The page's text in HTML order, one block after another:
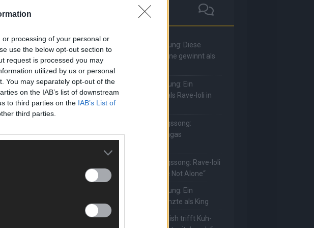
processing of your personal or
use the below opt-out section to
request is processed you may
utilized by us or personal
You may separately opt-out of the
on the IAB’s list of downstream
to third parties on the IAB’s List of
third parties.
Unsere
mitfiebern und
E-Mail-
nicht
The Masked Singer: Enthüllung: Diese
Moderatorin und Comedienne gewinnt als
The Masked Singer: Enthüllung: Ein
deutscher Sänger hat sich als Rave-Ioli in
die Herzen gesungen
The Masked Singer: Lieblingssong:
Muuhnika kehrt mit Lady Gagas
The Masked Singer: Lieblingssong: Rave-Ioli
berührt erneut mit „You Are Not Alone“
The Masked Singer: Enthüllung: Ein
deutscher Schauspieler glänzte als King
The Masked Singer: Billie Eilish trifft Kuh-